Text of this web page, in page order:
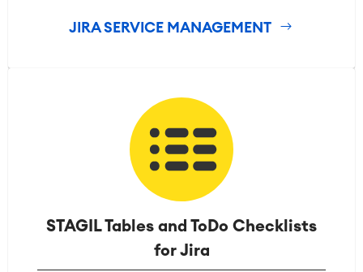
JIRA SERVICE MANAGEMENT
STAGIL Tables and ToDo Checklists
for Jira